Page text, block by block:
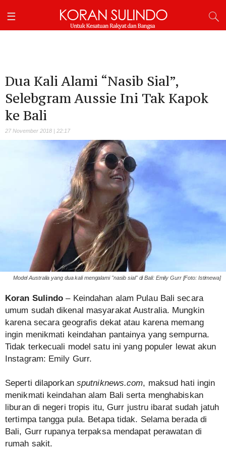
Dua Kali Alami “Nasib Sial”,
Selebgram Aussie Ini Tak Kapok
ke Bali
27 November 2018 | 22:17
Model Australia yang dua kali mengalami "nasib sial" di Bali: Emily Gurr [Foto: Istimewa]
Koran Sulindo – Keindahan alam Pulau Bali secara
umum sudah dikenal masyarakat Australia. Mungkin
karena secara geografis dekat atau karena memang
ingin menikmati keindahan pantainya yang sempurna.
Tidak terkecuali model satu ini yang populer lewat akun
Instagram: Emily Gurr.
Seperti dilaporkan sputniknews.com, maksud hati ingin
menikmati keindahan alam Bali serta menghabiskan
liburan di negeri tropis itu, Gurr justru ibarat sudah jatuh
tertimpa tangga pula. Betapa tidak. Selama berada di
Bali, Gurr rupanya terpaksa mendapat perawatan di
rumah sakit.